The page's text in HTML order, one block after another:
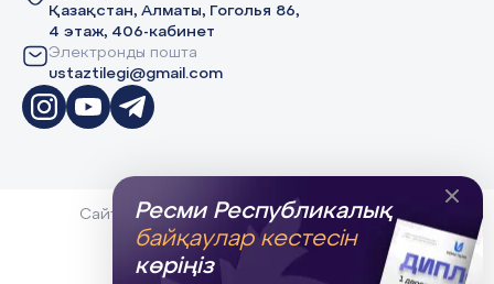
Ресми Республикалық
байқаулар кестесін
көріңіз
Қазақстан, Алматы, Гоголья 86,
4 этаж, 406-кабинет
Электронды пошта
ustaztilegi@gmail.com
Сайт Peaksoft веб-студиясында жасалған -
Peaksoft.kz
Политика конфиденциальности
Сведения об организации